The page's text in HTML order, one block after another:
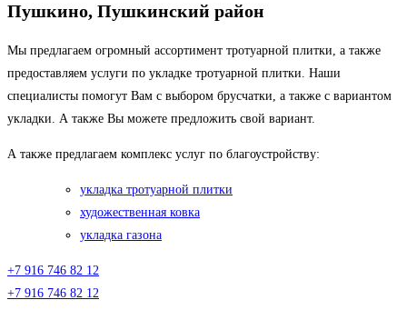
Пушкино, Пушкинский район
Мы предлагаем огромный ассортимент тротуарной плитки, а также
предоставляем услуги по укладке тротуарной плитки. Наши
специалисты помогут Вам с выбором брусчатки, а также с вариантом
укладки. А также Вы можете предложить свой вариант.
А также предлагаем комплекс услуг по благоустройству:
укладка тротуарной плитки
художественная ковка
укладка газона
+7 916 746 82 12
+7 916 746 82 12